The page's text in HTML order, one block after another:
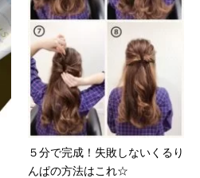
５分で完成！失敗しないくるり
んぱの方法はこれ☆